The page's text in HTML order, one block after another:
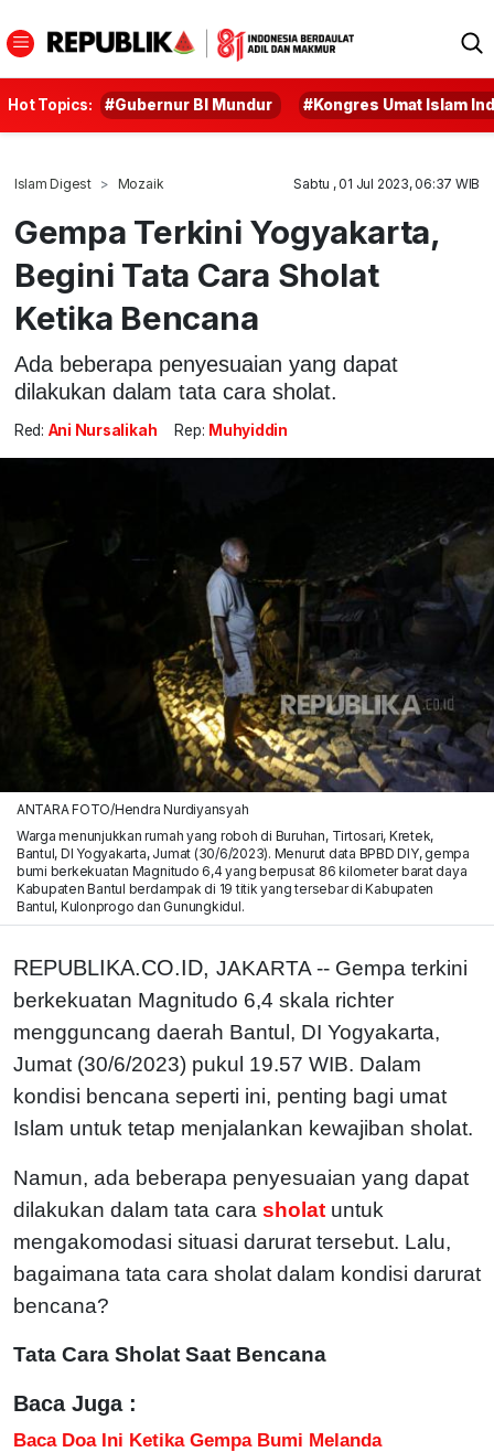
Hot Topics: #Gubernur BI Mundur #Kongres Umat Islam
Islam Digest Mozaik Sabtu , 01 Jul 2023, 06:37 WIB
Gempa Terkini Yogyakarta,
Begini Tata Cara Sholat
Ketika Bencana
Ada beberapa penyesuaian yang dapat
dilakukan dalam tata cara sholat.
Red: Ani Nursalikah Rep: Muhyiddin
ANTARA FOTO/Hendra Nurdiyansyah
Warga menunjukkan rumah yang roboh di Buruhan, Tirtosari, Kretek,
Bantul, DI Yogyakarta, Jumat (30/6/2023). Menurut data BPBD DIY, gempa
bumi berkekuatan Magnitudo 6,4 yang berpusat 86 kilometer barat daya
Kabupaten Bantul berdampak di 19 titik yang tersebar di Kabupaten
Bantul, Kulonprogo dan Gunungkidul.
REPUBLIKA.CO.ID, JAKARTA -- Gempa terkini
berkekuatan Magnitudo 6,4 skala richter
mengguncang daerah Bantul, DI Yogyakarta,
Jumat (30/6/2023) pukul 19.57 WIB. Dalam
kondisi bencana seperti ini, penting bagi umat
Islam untuk tetap menjalankan kewajiban sholat.
Namun, ada beberapa penyesuaian yang dapat
dilakukan dalam tata cara sholat untuk
mengakomodasi situasi darurat tersebut. Lalu,
bagaimana tata cara sholat dalam kondisi darurat
bencana?
Tata Cara Sholat Saat Bencana
Baca Juga :
Baca Doa Ini Ketika Gempa Bumi Melanda